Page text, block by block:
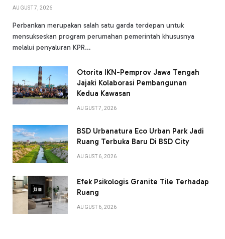
AUGUST 7, 2026
Perbankan merupakan salah satu garda terdepan untuk
mensukseskan program perumahan pemerintah khususnya
melalui penyaluran KPR…
Otorita IKN-Pemprov Jawa Tengah
Jajaki Kolaborasi Pembangunan
Kedua Kawasan
AUGUST 7, 2026
BSD Urbanatura Eco Urban Park Jadi
Ruang Terbuka Baru Di BSD City
AUGUST 6, 2026
Efek Psikologis Granite Tile Terhadap
Ruang
AUGUST 6, 2026